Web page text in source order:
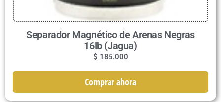
Separador Magnético de Arenas Negras
16lb (Jagua)
$ 185.000
Comprar ahora